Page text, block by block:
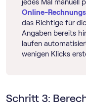
jedes Mal manuell
Online-
das Richtige für
Angaben bereits
laufen
wenigen Klicks
Schritt 3: